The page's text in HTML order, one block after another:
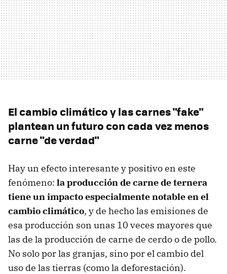
El cambio climático y las carnes "fake"
plantean un futuro con cada vez menos
carne "de verdad"
Hay un efecto interesante y positivo en este
fenómeno: la producción de carne de ternera
tiene un impacto especialmente notable en el
cambio climático, y de hecho las emisiones de
esa producción son unas 10 veces mayores que
las de la producción de carne de cerdo o de pollo.
No solo por las granjas, sino por el cambio del
uso de las tierras (como la deforestación).